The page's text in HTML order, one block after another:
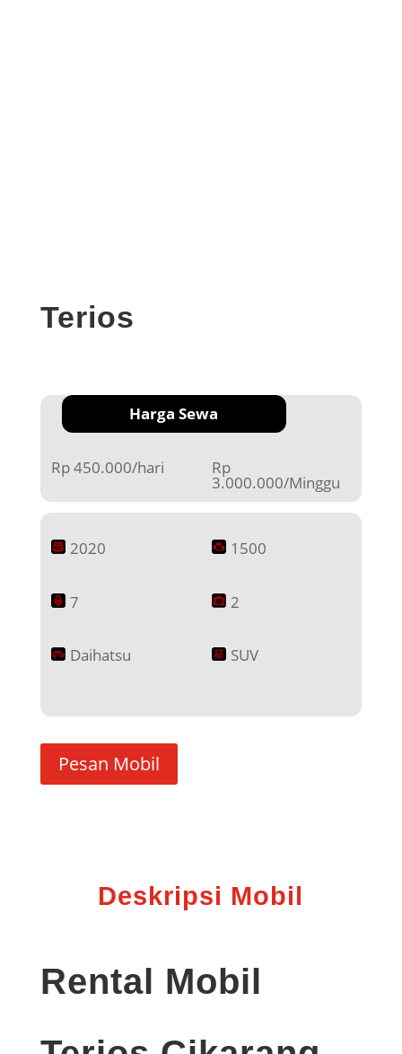
Terios
Harga Sewa
Rp 450.000/hari Rp
3.000.000/Minggu
2020 1500
7 2
Daihatsu SUV
Pesan Mobil
Deskripsi Mobil
Rental Mobil